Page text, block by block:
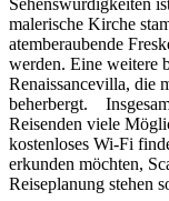
Sehenswürdigkeiten
malerische Kirche
atemberaubende
werden. Eine weitere
Renaissancevilla, die
beherbergt.
Reisenden viele
kostenloses Wi-Fi
erkunden möchten,
Reiseplanung stehen